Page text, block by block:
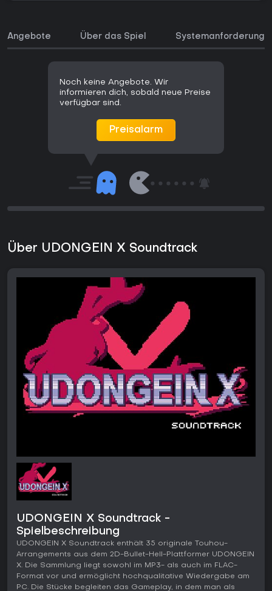
Angebote Über das Spiel
Noch keine Angebote. Wir
informieren dich, sobald neue Preise
verfügbar sind.
Preisalarm
Über UDONGEIN X Soundtrack
UDONGEIN X Soundtrack -
Spielbeschreibung
UDONGEIN X Soundtrack enthält 35 originale Touhou-
Arrangements aus dem 2D-Bullet-Hell-Plattformer UDONGEIN
X. Die Sammlung liegt sowohl im MP3- als auch im FLAC-
Format vor und ermöglicht hochqualitative Wiedergabe am
PC. Die Stücke begleiten das Gameplay, in dem man als